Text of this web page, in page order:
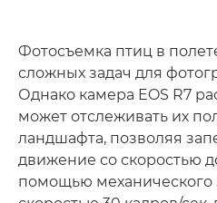
Фотосъемка птиц в
сложных задач для
Однако камера EOS R7
может отслеживать их
ландшафта, позволяя
движение со скоростью
помощью механического